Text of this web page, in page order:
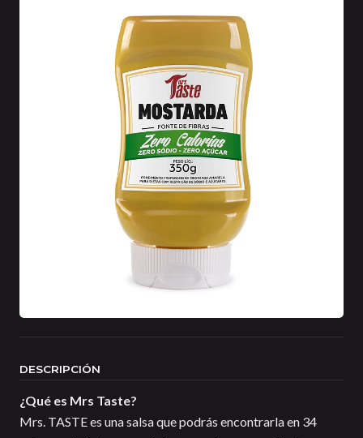
DESCRIPCIÓN
¿Qué es Mrs Taste?
Mrs. TASTE es una salsa que podrás encontrarla en 34